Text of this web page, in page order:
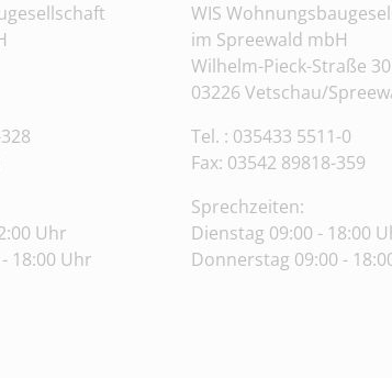
Uhr
18:00 Uhr
WIS
im Spreewald mbH
Wilhelm-Pieck-Straße 30
03226 Vetschau/
Tel. : 035433 5511-0
Fax: 03542 89818-359
Sprechzeiten:
Dienstag 09:00 - 18:00
Donnerstag 09:00 -